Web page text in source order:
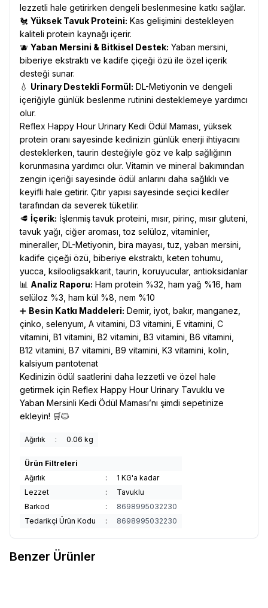
lezzetli hale getirirken dengeli beslenmesine katkı sağlar.
🐔 Yüksek Tavuk Proteini: Kas gelişimini destekleyen
kaliteli protein kaynağı içerir.
🫐 Yaban Mersini & Bitkisel Destek: Yaban mersini,
biberiye ekstraktı ve kadife çiçeği özü ile özel içerik
desteği sunar.
💧 Urinary Destekli Formül: DL-Metiyonin ve dengeli
içeriğiyle günlük beslenme rutinini desteklemeye yardımcı
olur.
Reflex Happy Hour Urinary Kedi Ödül Maması, yüksek
protein oranı sayesinde kedinizin günlük enerji ihtiyacını
desteklerken, taurin desteğiyle göz ve kalp sağlığının
korunmasına yardımcı olur. Vitamin ve mineral bakımından
zengin içeriği sayesinde ödül anlarını daha sağlıklı ve
keyifli hale getirir. Çıtır yapısı sayesinde seçici kediler
tarafından da severek tüketilir.
🥩 İçerik: İşlenmiş tavuk proteini, mısır, pirinç, mısır gluteni,
tavuk yağı, ciğer aroması, toz selüloz, vitaminler,
mineraller, DL-Metiyonin, bira mayası, tuz, yaban mersini,
kadife çiçeği özü, biberiye ekstraktı, keten tohumu,
yucca, ksilooligsakkarit, taurin, koruyucular, antioksidanlar
📊 Analiz Raporu: Ham protein %32, ham yağ %16, ham
selüloz %3, ham kül %8, nem %10
➕ Besin Katkı Maddeleri: Demir, iyot, bakır, manganez,
çinko, selenyum, A vitamini, D3 vitamini, E vitamini, C
vitamini, B1 vitamini, B2 vitamini, B3 vitamini, B6 vitamini,
B12 vitamini, B7 vitamini, B9 vitamini, K3 vitamini, kolin,
kalsiyum pantotenat
Kedinizin ödül saatlerini daha lezzetli ve özel hale
getirmek için Reflex Happy Hour Urinary Tavuklu ve
Yaban Mersinli Kedi Ödül Maması’nı şimdi sepetinize
ekleyin! 🛒🐱
Ağırlık : 0.06 kg
Ürün Filtreleri
Ağırlık
:
1 KG'a kadar
Lezzet
:
Tavuklu
Barkod
:
8698995032230
Tedarikçi Ürün Kodu
: 8698995032230
Benzer Ürünler